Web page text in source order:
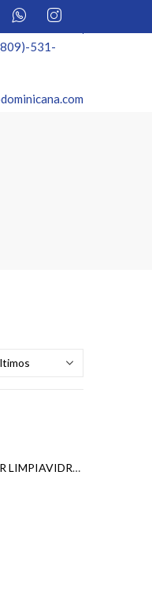
531-
RAIN-X WEATHERBEATER LIMPIAVIDRIOS 24″